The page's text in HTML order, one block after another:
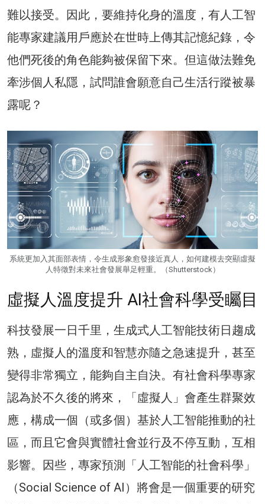
難以接受。因此，要維持化身的溫度，有人工智
能專家建議用戶應於在世時上傳其記憶紀錄，令
他們死後的角色能夠被保留下來。但這做法難免
牽涉個人私隱，試問誰會願意自己生活行蹤被暴
露呢？
系統更加入其面部表情，令生成形象愈發接近真人，如何建模去突顯虛擬
人特徵對未來社會發展舉足輕重。（Shutterstock）
虛擬人溫度提升 AI社會科學受矚目
科技發展一日千里，生成式人工智能技術日趨成
熟，虛擬人的溫度和智慧亦隨之急速提升，甚至
變得非常獨立，能夠自主自決。有社會科學專家
認為於不久後的將來，「虛擬人」會產生群聚效
應，構成一個（或多個）基於人工智能推動的社
區，而且它會與實體社會並行及不停互動，互相
影響。因些，專家預測「人工智能的社會科學」
（Social Science of AI）將會是一個重要的研究